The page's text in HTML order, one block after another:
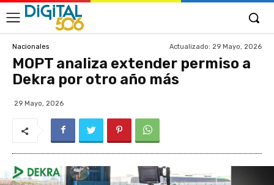
Nacionales Actualizado: 29 Mayo, 2026
MOPT analiza extender permiso a
Dekra por otro año más
29 Mayo, 2026